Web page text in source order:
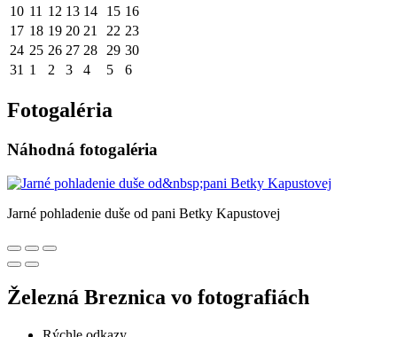
10 11 12 13 14 15 16
17 18 19 20 21 22 23
24 25 26 27 28 29 30
31 1 2 3 4 5 6
Fotogaléria
Náhodná fotogaléria
Jarné pohladenie duše od pani Betky Kapustovej
Železná Breznica vo fotografiách